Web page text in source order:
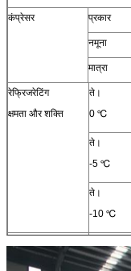
कंप्रेसर प्रकार
नमूना
मात्रा
रेफ्रिजरेटिंग
क्षमता और शक्ति
ते।
0 ℃
ते।
-5 ℃
ते।
-10 ℃
तरल